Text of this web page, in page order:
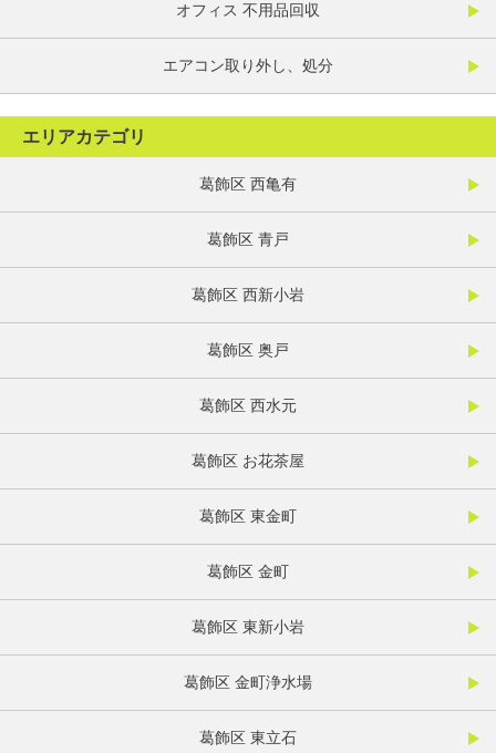
オフィス 不用品回収
エアコン取り外し、処分
エリアカテゴリ
葛飾区 西亀有
葛飾区 青戸
葛飾区 西新小岩
葛飾区 奥戸
葛飾区 西水元
葛飾区 お花茶屋
葛飾区 東金町
葛飾区 金町
葛飾区 東新小岩
葛飾区 金町浄水場
葛飾区 東立石